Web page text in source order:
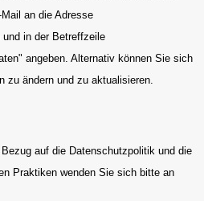
an die Adresse
und in der Betreffzeile
angeben. Alternativ können Sie sich
zu ändern und zu aktualisieren.
auf die Datenschutzpolitik und die
Praktiken wenden Sie sich bitte an